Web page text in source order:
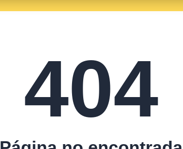
404